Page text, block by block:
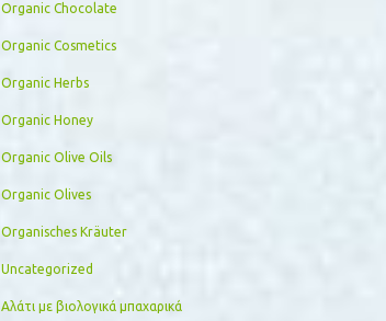
Organic Chocolate
Organic Cosmetics
Organic Herbs
Organic Honey
Organic Olive Oils
Organic Olives
Organisches Kräuter
Uncategorized
Αλάτι με βιολογικά μπαχαρικά